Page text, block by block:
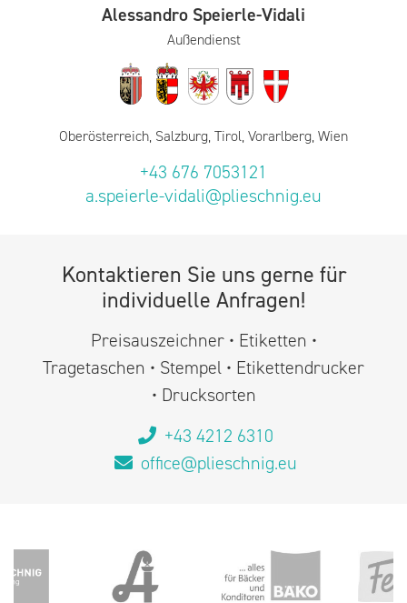
Alessandro Speierle-Vidali
Außendienst
Oberösterreich, Salzburg, Tirol, Vorarlberg, Wien
+43 676 7053121
a.speierle-vidali@plieschnig.eu
Kontaktieren Sie uns gerne für
individuelle Anfragen!
Preisauszeichner • Etiketten •
Tragetaschen • Stempel • Etikettendrucker
• Drucksorten
+43 4212 6310
office@plieschnig.eu